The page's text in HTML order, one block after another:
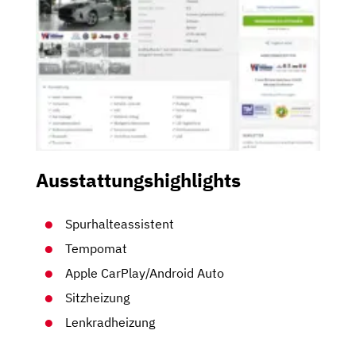
Ausstattungshighlights
Spurhalteassistent
Tempomat
Apple CarPlay/Android Auto
Sitzheizung
Lenkradheizung